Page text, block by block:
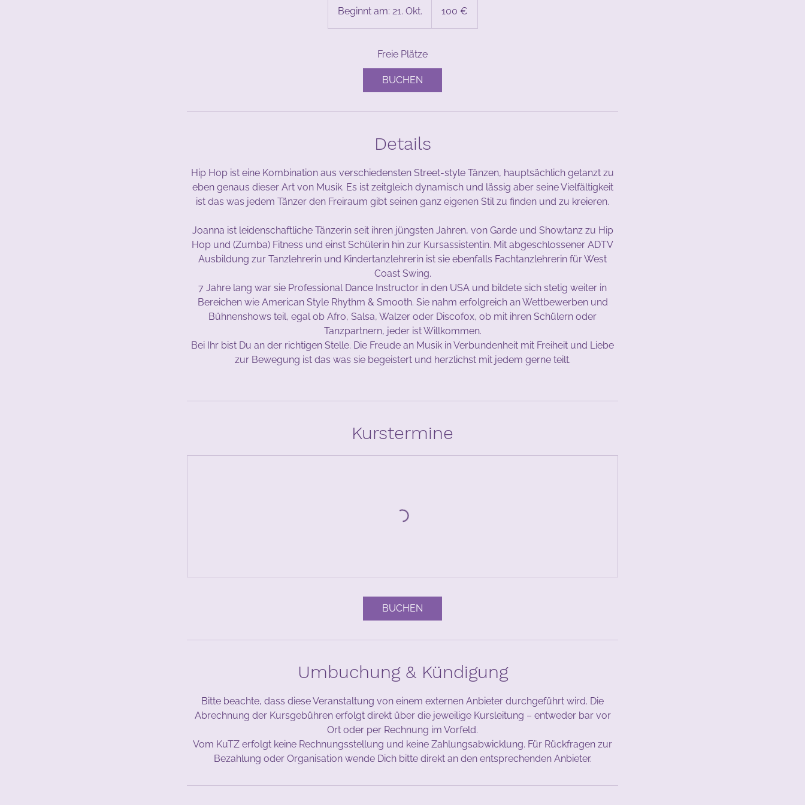
Beginnt am: 21. Okt.
e
i
n
n
a
:
1
.
O
t
100 €
Freie Plätze
BUCHEN
Details
Hip Hop ist eine Kombination aus verschiedensten Street-style Tänzen, hauptsächlich getanzt zu
eben genaus dieser Art von Musik. Es ist zeitgleich dynamisch und lässig aber seine Vielfältigkeit
ist das was jedem Tänzer den Freiraum gibt seinen ganz eigenen Stil zu finden und zu kreieren.
Joanna ist leidenschaftliche Tänzerin seit ihren jüngsten Jahren, von Garde und Showtanz zu Hip
Hop und (Zumba) Fitness und einst Schülerin hin zur Kursassistentin. Mit abgeschlossener ADTV
Ausbildung zur Tanzlehrerin und Kindertanzlehrerin ist sie ebenfalls Fachtanzlehrerin für West
Coast Swing.
7 Jahre lang war sie Professional Dance Instructor in den USA und bildete sich stetig weiter in
Bereichen wie American Style Rhythm & Smooth. Sie nahm erfolgreich an Wettbewerben und
Bühnenshows teil, egal ob Afro, Salsa, Walzer oder Discofox, ob mit ihren Schülern oder
Tanzpartnern, jeder ist Willkommen.
Bei Ihr bist Du an der richtigen Stelle. Die Freude an Musik in Verbundenheit mit Freiheit und Liebe
zur Bewegung ist das was sie begeistert und herzlichst mit jedem gerne teilt.
Kurstermine
BUCHEN
Umbuchung & Kündigung
Bitte beachte, dass diese Veranstaltung von einem externen Anbieter durchgeführt wird. Die
Abrechnung der Kursgebühren erfolgt direkt über die jeweilige Kursleitung – entweder bar vor
Ort oder per Rechnung im Vorfeld.
Vom KuTZ erfolgt keine Rechnungsstellung und keine Zahlungsabwicklung. Für Rückfragen zur
Bezahlung oder Organisation wende Dich bitte direkt an den entsprechenden Anbieter.